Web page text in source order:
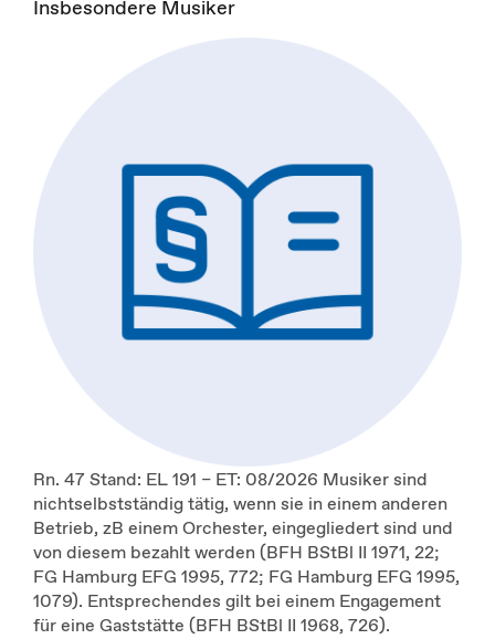
Insbesondere Musiker
Rn. 47 Stand: EL 191 – ET: 08/2026 Musiker sind
nichtselbstständig tätig, wenn sie in einem anderen
Betrieb, zB einem Orchester, eingegliedert sind und
von diesem bezahlt werden (BFH BStBl II 1971, 22;
FG Hamburg EFG 1995, 772; FG Hamburg EFG 1995,
1079). Entsprechendes gilt bei einem Engagement
für eine Gaststätte (BFH BStBl II 1968, 726).